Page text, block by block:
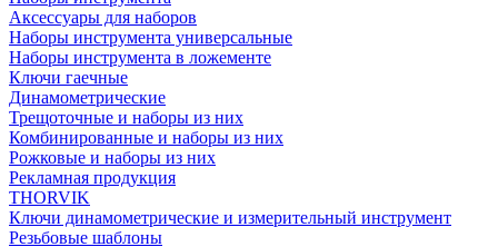
Аксессуары для наборов
Наборы инструмента универсальные
Наборы инструмента в ложементе
Ключи гаечные
Динамометрические
Трещоточные и наборы из них
Комбинированные и наборы из них
Рожковые и наборы из них
Рекламная продукция
THORVIK
Ключи динамометрические и измерительный инструмент
Резьбовые шаблоны